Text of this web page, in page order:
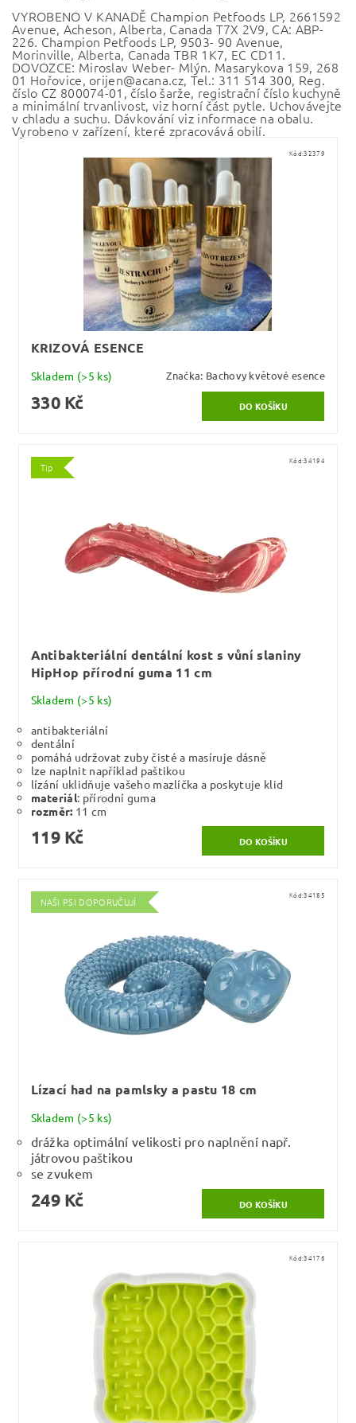
VYROBENO V KANADĚ Champion Petfoods LP, 2661592
Avenue, Acheson, Alberta, Canada T7X 2V9, CA: ABP-
226. Champion Petfoods LP, 9503- 90 Avenue,
Morinville, Alberta, Canada TBR 1K7, EC CD11.
DOVOZCE: Miroslav Weber- Mlýn. Masarykova 159, 268
01 Hořovice, orijen@acana.cz, Tel.: 311 514 300, Reg.
číslo CZ 800074-01, číslo šarže, registrační číslo kuchyně
a minimální trvanlivost, viz horní část pytle. Uchovávejte
v chladu a suchu. Dávkování viz informace na obalu.
Vyrobeno v zařízení, které zpracovává obilí.
Kód:32379
KRIZOVÁ ESENCE
Skladem (>5 ks) Značka: Bachovy květové esence
330 Kč
Tip
Kód:34194
Antibakteriální dentální kost s vůní slaniny
HipHop přírodní guma 11 cm
Skladem (>5 ks)
antibakteriální
dentální
pomáhá udržovat zuby čisté a masíruje dásně
lze naplnit například paštikou
lízání uklidňuje vašeho mazlíčka a poskytuje klid
materiál: přírodní guma
rozměr: 11 cm
119 Kč
NAŠI PSI DOPORUČUJÍ
Kód:34185
Lízací had na pamlsky a pastu 18 cm
Skladem (>5 ks)
drážka optimální velikosti pro naplnění např.
játrovou paštikou
se zvukem
249 Kč
Kód:34176